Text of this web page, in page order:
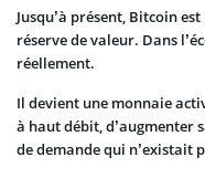
Jusqu’à présent, Bitcoin
réserve de valeur. Dans
réellement.
Il devient une monnaie
à haut débit, d’augmenter
de demande qui n’existait